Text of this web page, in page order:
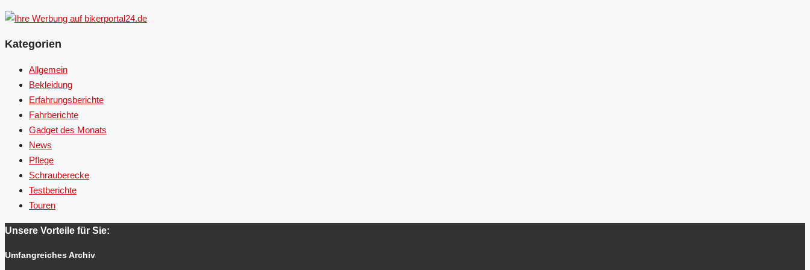
Kategorien
Allgemein
Bekleidung
Erfahrungsberichte
Fahrberichte
Gadget des Monats
News
Pflege
Schrauberecke
Testberichte
Touren
Unsere Vorteile für Sie:
Umfangreiches Archiv